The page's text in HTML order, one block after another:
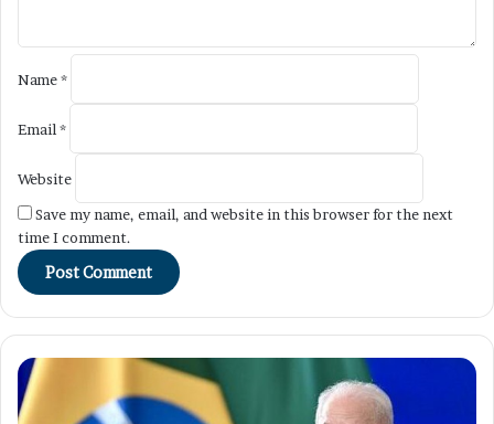
Name*
Email *
Website
Save my name, email, and website in this browser for the next
time I comment.
Harga
Pertamax
Turun